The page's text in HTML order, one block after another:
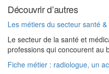
Découvrir d’autres
Les métiers du secteur santé &
Le secteur de la santé et
professions qui concourent au
Fiche métier : radiologue, un